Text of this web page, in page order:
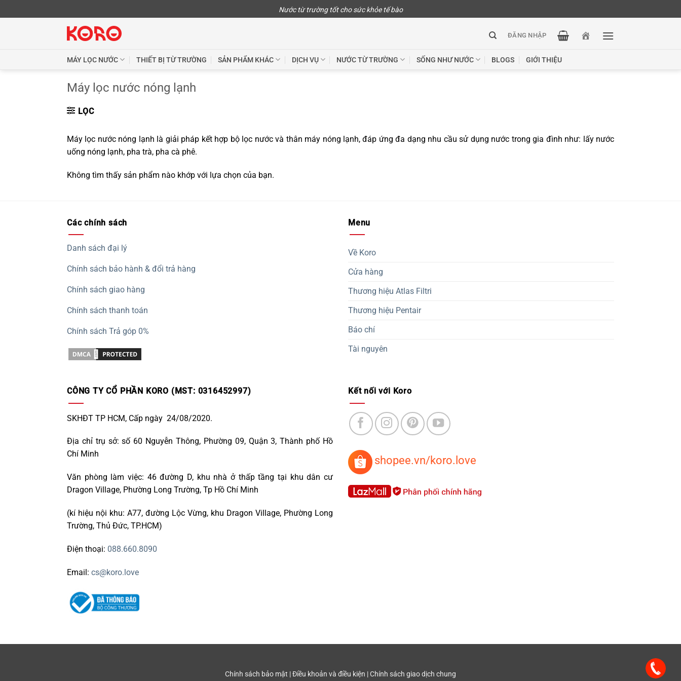
to
Nước từ trường tốt cho sức khỏe tế bào
ĐĂNG NHẬP
MÁY LỌC NƯỚC THIẾT BỊ TỪ TRƯỜNG SẢN PHẨM KHÁC DỊCH VỤ NƯỚC TỪ TRƯỜNG SỐNG NHƯ NƯỚC BLOGS GIỚI THIỆU
Máy lọc nước nóng lạnh
LỌC
Máy lọc nước nóng lạnh là giải pháp kết hợp bộ lọc nước và thân máy nóng lạnh, đáp ứng đa dạng nhu cầu sử dụng nước trong gia đình như: lấy nước
uống nóng lạnh, pha trà, pha cà phê.
Không tìm thấy sản phẩm nào khớp với lựa chọn của bạn.
Các chính sách
Danh sách đại lý
Chính sách bảo hành & đổi trả hàng
Chính sách giao hàng
Chính sách thanh toán
Chính sách Trả góp 0%
Menu
Về Koro
Cửa hàng
Thương hiệu Atlas Filtri
Thương hiệu Pentair
Báo chí
Tài nguyên
CÔNG TY CỔ PHẦN KORO (MST: 0316452997)
SKHĐT TP HCM, Cấp ngày 24/08/2020.
Địa chỉ trụ sở: số 60 Nguyễn Thông, Phường 09, Quận 3, Thành phố Hồ
Chí Minh
Văn phòng làm việc: 46 đường D, khu nhà ở thấp tầng tại khu dân cư
Dragon Village, Phường Long Trường, Tp Hồ Chí Minh
(kí hiệu nội khu: A77, đường Lộc Vừng, khu Dragon Village, Phường Long
Trường, Thủ Đức, TP.HCM)
Điện thoại: 088.660.8090
Email: cs@koro.love
Kết nối với Koro
shopee.vn/koro.love
Chính sách bảo mật |Điều khoản và điều kiện |Chính sách giao dịch chung